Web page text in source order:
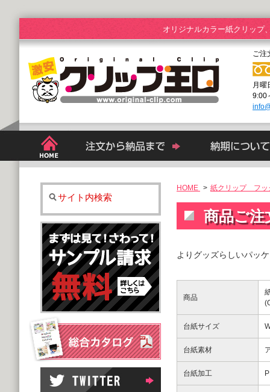
オリジナルカラー紙クリッ
ご注
月曜
9:00
HOME > 紙クリップ フッ
商品ご注
よりグッズらしいパッ
商品
台紙サイズ
台紙素材
台紙加工
サイト内検索